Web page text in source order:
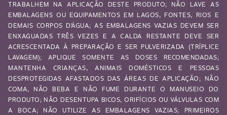
TRABALHEM NA APLICAÇÃO DESTE PRODUTO; NÃO LAVE AS
EMBALAGENS OU EQUIPAMENTOS EM LAGOS, FONTES, RIOS E
DEMAIS CORPOS D’ÁGUA; AS EMBALAGENS VAZIAS DEVEM SER
ENXAGUADAS TRÊS VEZES E A CALDA RESTANTE DEVE SER
ACRESCENTADA À PREPARAÇÃO E SER PULVERIZADA (TRÍPLICE
LAVAGEM); APLIQUE SOMENTE AS DOSES RECOMENDADAS;
MANTENHA CRIANÇAS, ANIMAIS DOMÉSTICOS E PESSOAS
DESPROTEGIDAS AFASTADOS DAS ÁREAS DE APLICAÇÃO; NÃO
COMA, NÃO BEBA E NÃO FUME DURANTE O MANUSEIO DO
PRODUTO; NÃO DESENTUPA BICOS, ORIFÍCIOS OU VÁLVULAS COM
A BOCA; NÃO UTILIZE AS EMBALAGENS VAZIAS; PRIMEIROS